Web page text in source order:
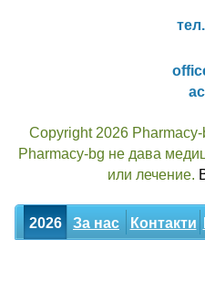
Copyright 2026
Pharmacy-bg не дава
или лечение.
2026 За нас Контакти